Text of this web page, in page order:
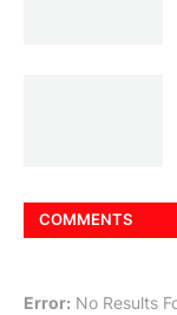
COMMENTS
Error: No Results